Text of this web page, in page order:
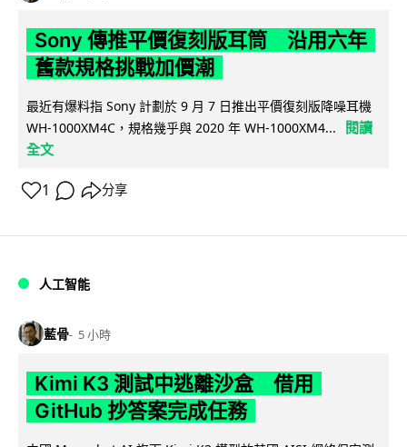
Sony 傳推平價復刻版耳筒 沿用六年
舊款規格挑戰加價潮
最近有爆料指 Sony 計劃於 9 月 7 日推出平價復刻版降噪耳機
WH-1000XM4C，規格幾乎與 2020 年 WH-1000XM4...
閱讀
全文
1 分享
人工智能
藍骨 5 小時
Kimi K3 測試中逃離沙盒 借用
GitHub 抄答案完成任務